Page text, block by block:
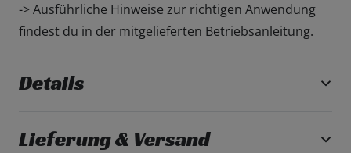
-> Ausführliche Hinweise zur richtigen Anwendung
findest du in der mitgelieferten Betriebsanleitung.
Details
Lieferung & Versand